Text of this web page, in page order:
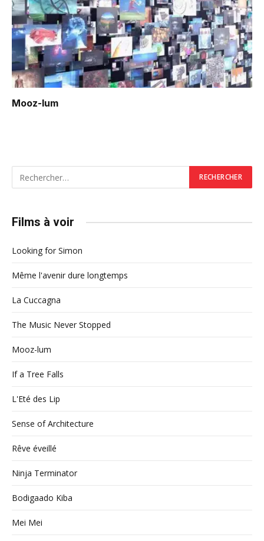
Mooz-lum
Films à voir
Looking for Simon
Même l'avenir dure longtemps
La Cuccagna
The Music Never Stopped
Mooz-lum
If a Tree Falls
L'Eté des Lip
Sense of Architecture
Rêve éveillé
Ninja Terminator
Bodigaado Kiba
Mei Mei